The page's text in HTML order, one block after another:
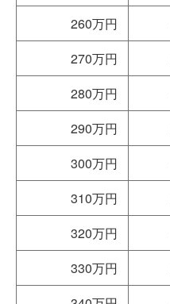
260万円
270万円
280万円
290万円
300万円
310万円
320万円
330万円